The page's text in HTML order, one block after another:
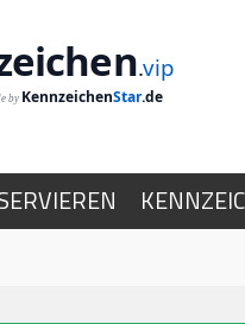
.vip
by KennzeichenStar.de